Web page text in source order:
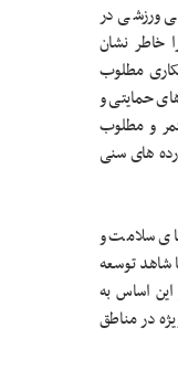
ورزشی در
خاطر نشان
مطلوب
حمایتی و
و مطلوب
های سنی
سلامت و
شاهد توسعه
اساس به
در مناطق